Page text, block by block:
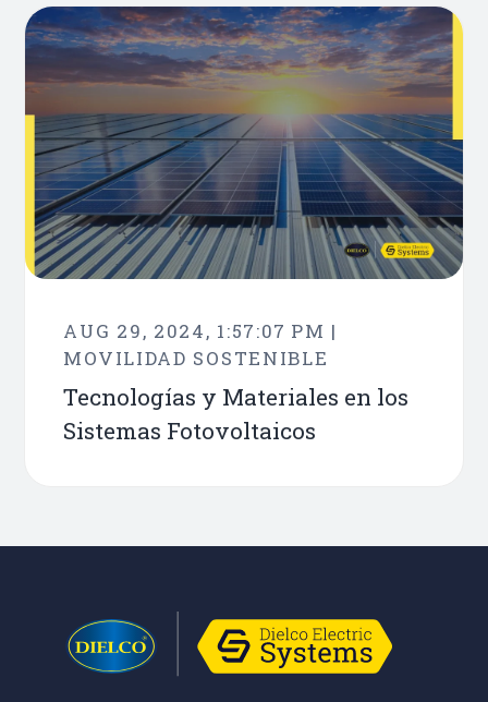
AUG 29, 2024, 1:57:07 PM |
MOVILIDAD SOSTENIBLE
Tecnologías y Materiales en los
Sistemas Fotovoltaicos